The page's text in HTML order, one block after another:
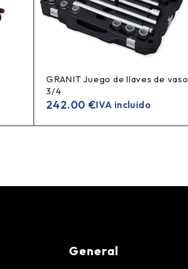
GRANIT Juego de llaves de vaso
3/4
242.00 €IVA incluido
General